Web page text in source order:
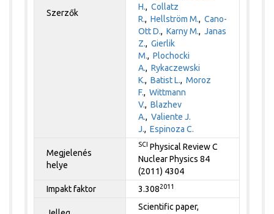
Szerzők
H.,Collatz
R.,Hellström M.,Cano-
Ott D.,Karny M.,Janas
Z.,Gierlik
M.,Plochocki
A.,Rykaczewski
K.,Batist L.,Moroz
F.,Wittmann
V.,Blazhev
A.,Valiente J.
J.,Espinoza C.
Megjelenés
helye
SCI Physical Review C
Nuclear Physics 84
(2011) 4304
Impakt faktor
3.3082011
Scientific paper,